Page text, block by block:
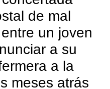
de mal
un joven
a su
a la
meses atrás